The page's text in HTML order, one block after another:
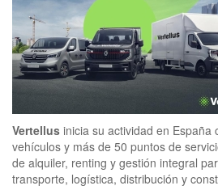
Vertellus inicia su actividad en España
vehículos y más de 50 puntos de
de alquiler, renting y gestión integral
transporte, logística, distribución y